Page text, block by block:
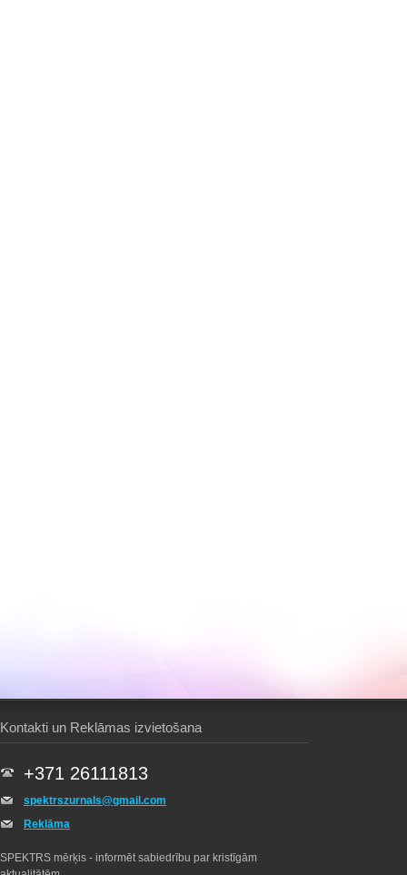
Kontakti un Reklāmas izvietošana
+371 26111813
spektrszurnals@gmail.com
Reklāma
SPEKTRS mērķis - informēt sabiedrību par kristīgām